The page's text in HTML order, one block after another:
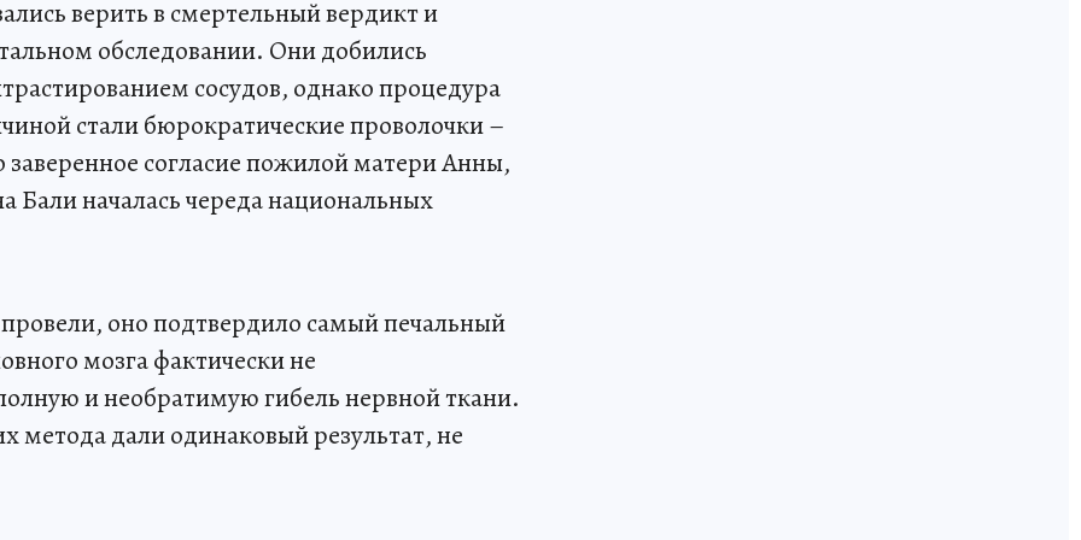
верить в смертельный вердикт и
обследовании. Они добились
сосудов, однако процедура
стали бюрократические проволочки –
заверенное согласие пожилой матери Анны,
началась череда национальных
оно подтвердило самый печальный
мозга фактически не
и необратимую гибель нервной ткани.
метода дали одинаковый результат, не